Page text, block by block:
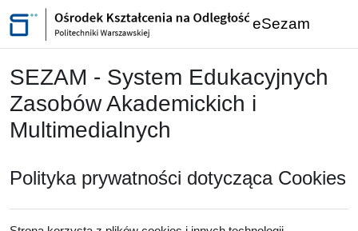
Przejdź do głównej zawartości
eSezam
SEZAM - System Edukacyjnych
Zasobów Akademickich i
Multimedialnych
Polityka prywatności dotycząca Cookies